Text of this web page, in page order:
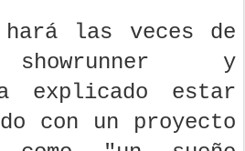
las veces de
y
explicado estar
con un proyecto